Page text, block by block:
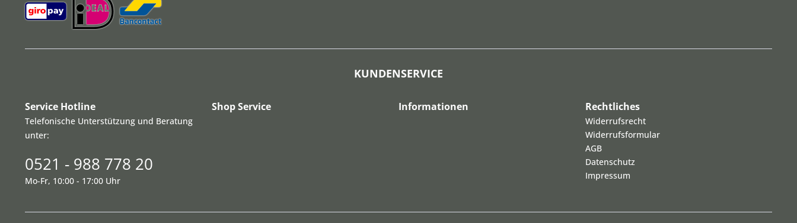
KUNDENSERVICE
Service Hotline
Telefonische Unterstützung und Beratung
unter:
0521 - 988 778 20
Mo-Fr, 10:00 - 17:00 Uhr
Shop Service Informationen Rechtliches
Widerrufsrecht
Widerrufsformular
AGB
Datenschutz
Impressum